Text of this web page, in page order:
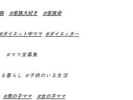
#家族大好き #家族命
ダイエット中ママ #ダイエッター
#ママ友募集
暮らし #子供のいる生活
#男の子ママ #女の子ママ